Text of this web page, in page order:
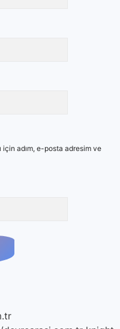
için adım, e-posta adresim ve